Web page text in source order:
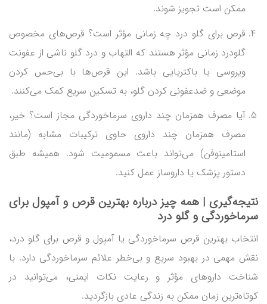
ممکن است تجویز شوند.
قرص برای گلو درد چه زمانی مؤثر است؟ قرص‌های مخصوص
گلودرد زمانی مؤثر هستند که التهاب و درد گلو ناشی از عفونت
ویروسی یا باکتریایی باشد. این قرص‌ها با بی‌حس کردن
موضعی و ضدعفونی کردن گلو، به تسکین سریع کمک می‌کنند.
آیا مصرف همزمان چند داروی سرماخوردگی مجاز است؟ خیر،
مصرف همزمان چند داروی حاوی ترکیبات مشابه (مانند
استامینوفن) می‌تواند باعث مسمومیت شود. همیشه طبق
دستور پزشک یا داروساز عمل کنید.
نتیجه‌گیری | همه چیز درباره بهترین قرص و آمپول برای
سرماخوردگی و گلو درد
انتخاب بهترین قرص سرماخوردگی یا آمپول و قرص برای گلو درد،
نقش مهمی در بهبود سریع و بی‌خطر علائم سرماخوردگی دارد. با
شناخت داروهای مؤثر و رعایت نکات ایمنی، می‌توانید در
کوتاه‌ترین زمان ممکن به زندگی عادی بازگردید.